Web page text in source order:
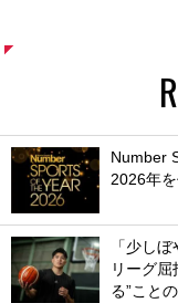
Number
2026年
「少し
リーグ屈
る”こと